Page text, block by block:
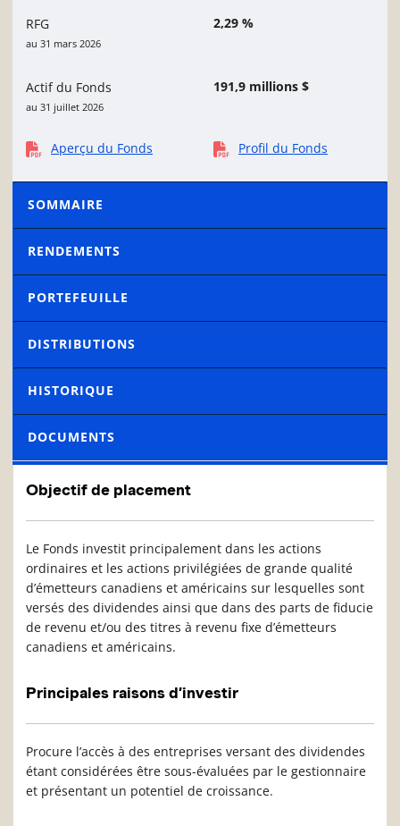
RFG
au 31 mars 2026
2,29 %
Actif du Fonds
au 31 juillet 2026
191,9 millions $
Aperçu du Fonds Profil du Fonds
SOMMAIRE
RENDEMENTS
PORTEFEUILLE
DISTRIBUTIONS
HISTORIQUE
DOCUMENTS
Objectif de placement
Le Fonds investit principalement dans les actions
ordinaires et les actions privilégiées de grande qualité
d’émetteurs canadiens et américains sur lesquelles sont
versés des dividendes ainsi que dans des parts de fiducie
de revenu et/ou des titres à revenu fixe d’émetteurs
canadiens et américains.
Principales raisons d’investir
Procure l’accès à des entreprises versant des dividendes
étant considérées être sous-évaluées par le gestionnaire
et présentant un potentiel de croissance.